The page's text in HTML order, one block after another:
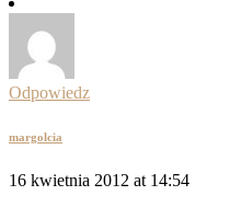
Odpowiedz
margolcia
16 kwietnia 2012 at 14:54